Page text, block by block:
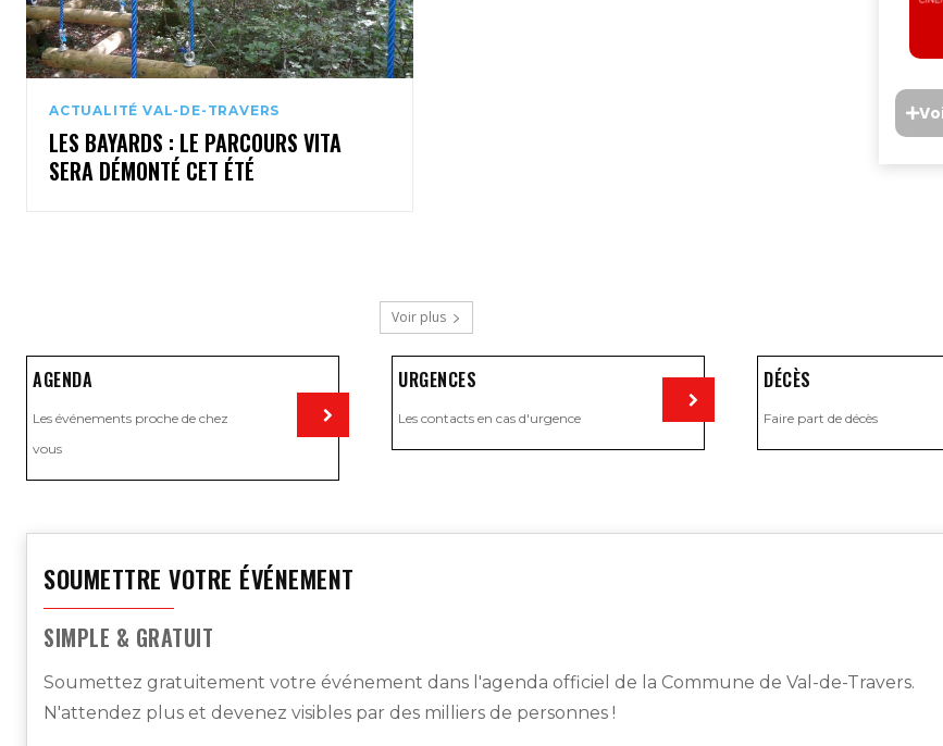
ACTUALITÉ VAL-DE-TRAVERS
LES BAYARDS : LE PARCOURS VITA
SERA DÉMONTÉ CET ÉTÉ
Voir plus
AGENDA
Les événements proche de chez
vous
URGENCES
Les contacts en cas d'urgence
DÉCÈS
Faire part de décès
SOUMETTRE VOTRE ÉVÉNEMENT
SIMPLE & GRATUIT
Soumettez gratuitement votre événement dans l'agenda officiel de la Commune de Val-de-Travers.
N'attendez plus et devenez visibles par des milliers de personnes !